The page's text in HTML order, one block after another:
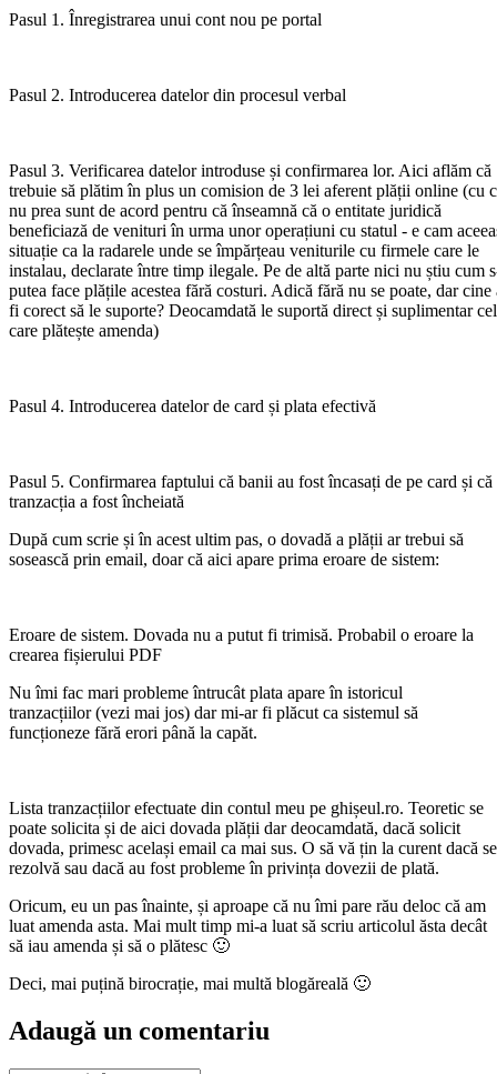
Pasul 1. Înregistrarea unui cont nou pe portal
Pasul 2. Introducerea datelor din procesul verbal
Pasul 3. Verificarea datelor introduse și confirmarea lor. Aici aflăm că
trebuie să plătim în plus un comision de 3 lei aferent plății online (cu
nu prea sunt de acord pentru că înseamnă că o entitate juridică
beneficiază de venituri în urma unor operațiuni cu statul - e cam
situație ca la radarele unde se împărțeau veniturile cu firmele care le
instalau, declarate între timp ilegale. Pe de altă parte nici nu știu cum
putea face plățile acestea fără costuri. Adică fără nu se poate, dar cine
fi corect să le suporte? Deocamdată le suportă direct și suplimentar cel
care plătește amenda)
Pasul 4. Introducerea datelor de card și plata efectivă
Pasul 5. Confirmarea faptului că banii au fost încasați de pe card și că
tranzacția a fost încheiată
După cum scrie și în acest ultim pas, o dovadă a plății ar trebui să
sosească prin email, doar că aici apare prima eroare de sistem:
Eroare de sistem. Dovada nu a putut fi trimisă. Probabil o eroare la
crearea fișierului PDF
Nu îmi fac mari probleme întrucât plata apare în istoricul
tranzacțiilor (vezi mai jos) dar mi-ar fi plăcut ca sistemul să
funcționeze fără erori până la capăt.
Lista tranzacțiilor efectuate din contul meu pe ghișeul.ro. Teoretic se
poate solicita și de aici dovada plății dar deocamdată, dacă solicit
dovada, primesc același email ca mai sus. O să vă țin la curent dacă se
rezolvă sau dacă au fost probleme în privința dovezii de plată.
Oricum, eu un pas înainte, și aproape că nu îmi pare rău deloc că am
luat amenda asta. Mai mult timp mi-a luat să scriu articolul ăsta decât
să iau amenda și să o plătesc 🙂
Deci, mai puțină birocrație, mai multă blogăreală 🙂
Adaugă un comentariu